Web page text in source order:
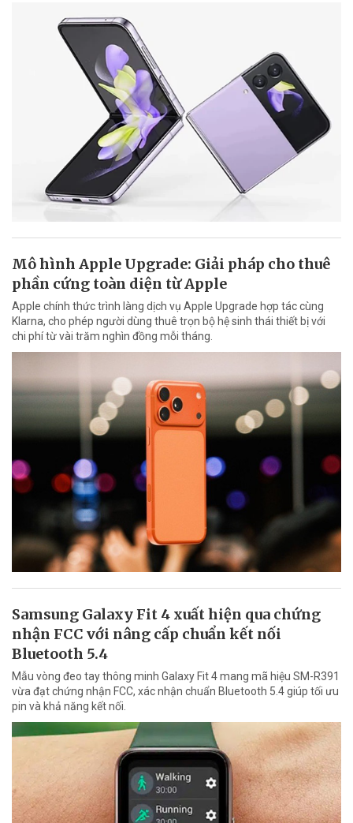
Mô hình Apple Upgrade: Giải pháp cho thuê
phần cứng toàn diện từ Apple
Apple chính thức trình làng dịch vụ Apple Upgrade hợp tác cùng
Klarna, cho phép người dùng thuê trọn bộ hệ sinh thái thiết bị với
chi phí từ vài trăm nghìn đồng mỗi tháng.
Samsung Galaxy Fit 4 xuất hiện qua chứng
nhận FCC với nâng cấp chuẩn kết nối
Bluetooth 5.4
Mẫu vòng đeo tay thông minh Galaxy Fit 4 mang mã hiệu SM-R391
vừa đạt chứng nhận FCC, xác nhận chuẩn Bluetooth 5.4 giúp tối ưu
pin và khả năng kết nối.